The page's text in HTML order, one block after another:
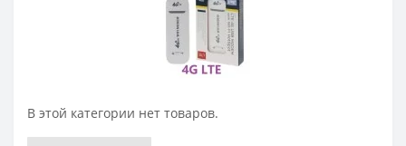
В этой категории нет товаров.